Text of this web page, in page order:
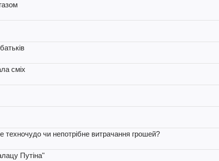
сміх
техночудо чи непотрібне витрачання грошей?
Путіна"